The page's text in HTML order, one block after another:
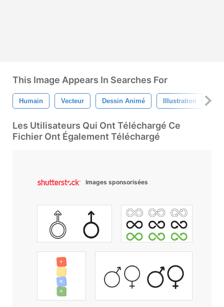
This Image Appears In Searches For
Humain Vecteur Dessin Animé Illustration
Les Utilisateurs Qui Ont Téléchargé Ce
Fichier Ont Également Téléchargé
Images sponsorisées